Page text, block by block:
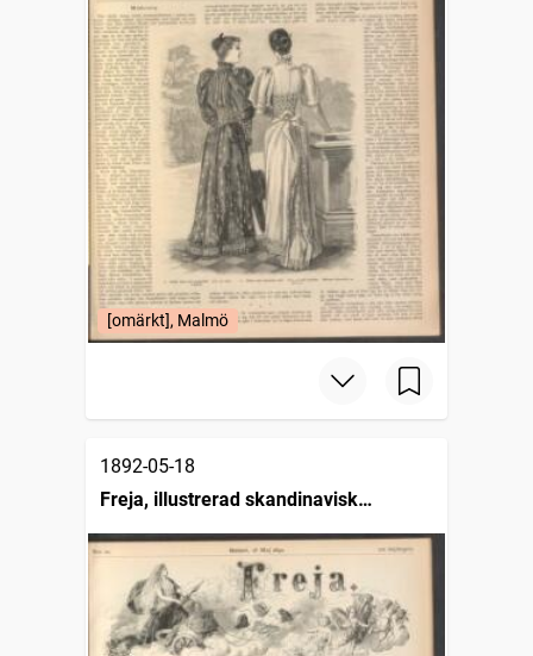
[omärkt], Malmö
1892-05-18
Freja, illustrerad skandinavisk
modetidning